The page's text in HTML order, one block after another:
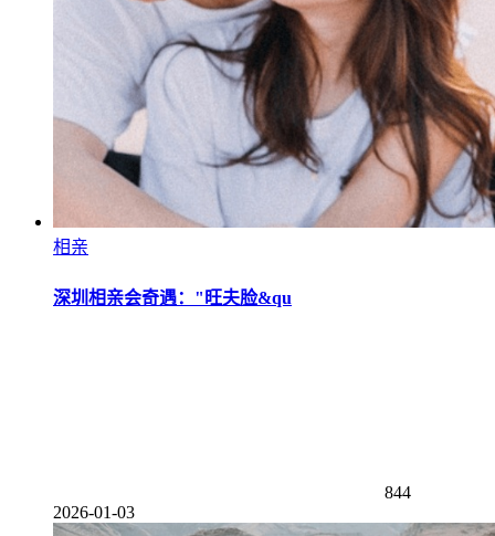
相亲
深圳相亲会奇遇："旺夫脸&qu
844
2026-01-03